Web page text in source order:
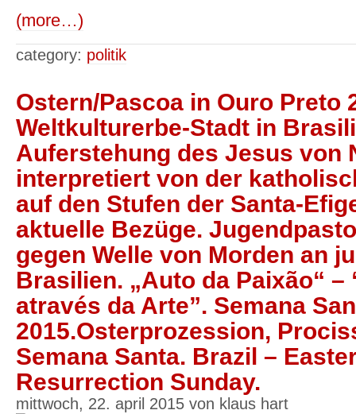
(more…)
category: politik
Ostern/Pascoa in Ouro Preto
Weltkulturerbe-Stadt in
Auferstehung des Jesus von
interpretiert von der
auf den Stufen der Santa-
aktuelle Bezüge.
gegen Welle von Morden an
Brasilien. „Auto da Paixão“ –
através da Arte”. Semana
2015.Osterprozession,
Semana Santa. Brazil –
Resurrection Sunday.
mittwoch, 22. april 2015 von klaus hart